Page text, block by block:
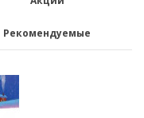
Рекомендуемые